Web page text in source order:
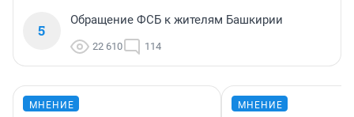
5
Обращение ФСБ к жителям Башкирии
22 610 114
МНЕНИЕ МНЕНИЕ